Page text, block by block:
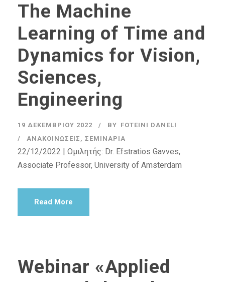
The Machine
Learning of Time and
Dynamics for Vision,
Sciences,
Engineering
19 ΔΕΚΕΜΒΡΊΟΥ 2022 BY FOTEINI DANELI
ΑΝΑΚΟΙΝΏΣΕΙΣ , ΣΕΜΙΝΆΡΙΑ
22/12/2022 | Ομιλητής: Dr. Efstratios Gavves,
Associate Professor, University of Amsterdam
Read More
Webinar «Applied